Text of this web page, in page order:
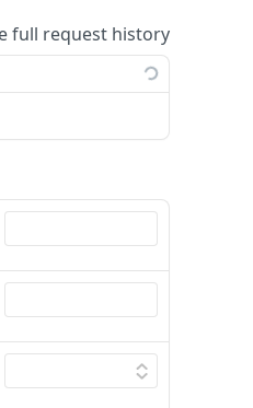
full request history